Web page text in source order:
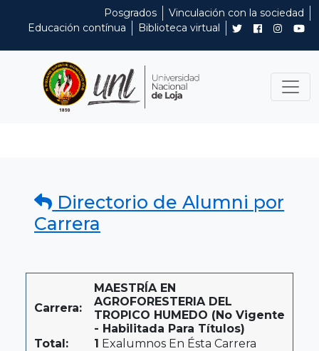
Posgrados
Vinculación con la sociedad
Educación contínua
Biblioteca virtual
Directorio de Alumni por
Carrera
Carrera:
MAESTRÍA EN
AGROFORESTERIA DEL
TROPICO HUMEDO (No Vigente
- Habilitada Para Títulos)
Total:
1 Exalumnos En Ésta Carrera